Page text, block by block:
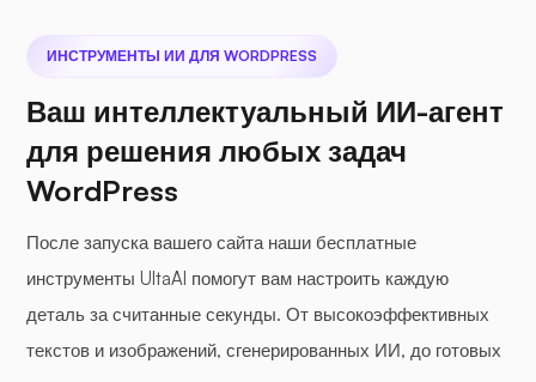
ИНСТРУМЕНТЫ ИИ ДЛЯ WORDPRESS
Ваш интеллектуальный ИИ-агент
для решения любых задач
WordPress
После запуска вашего сайта наши бесплатные
инструменты UltaAI помогут вам настроить каждую
деталь за считанные секунды. От высокоэффективных
текстов и изображений, сгенерированных ИИ, до готовых